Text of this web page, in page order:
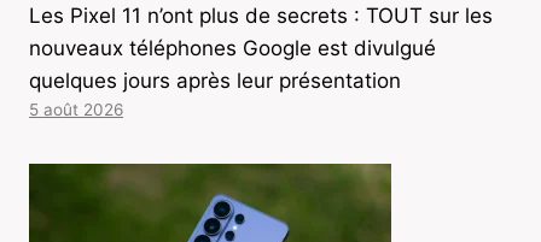
Les Pixel 11 n’ont plus de secrets : TOUT sur les
nouveaux téléphones Google est divulgué
quelques jours après leur présentation
5 août 2026